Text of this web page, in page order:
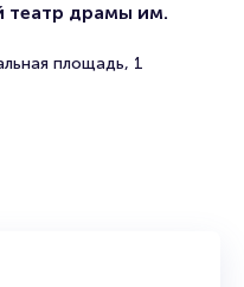
спектакли на любой
классиков и
В их
радует зрителей
театр драмы им.
площадь, 1